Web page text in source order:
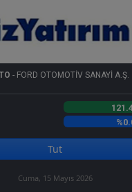
- FORD OTOMOTİV SANAYİ A.Ş.
Tut
Cuma, 15 Mayıs 2026